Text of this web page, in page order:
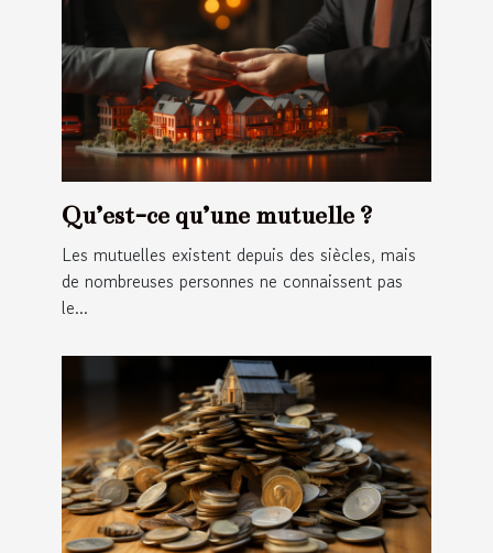
Qu’est-ce qu’une mutuelle ?
Les mutuelles existent depuis des siècles, mais
de nombreuses personnes ne connaissent pas
le...